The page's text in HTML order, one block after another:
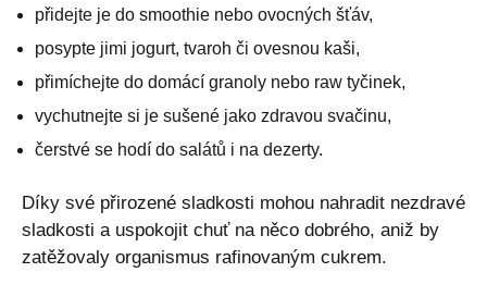
přidejte je do smoothie nebo ovocných šťáv,
posypte jimi jogurt, tvaroh či ovesnou kaši,
přimíchejte do domácí granoly nebo raw tyčinek,
vychutnejte si je sušené jako zdravou svačinu,
čerstvé se hodí do salátů i na dezerty.
Díky své přirozené sladkosti mohou nahradit nezdravé
sladkosti a uspokojit chuť na něco dobrého, aniž by
zatěžovaly organismus rafinovaným cukrem.